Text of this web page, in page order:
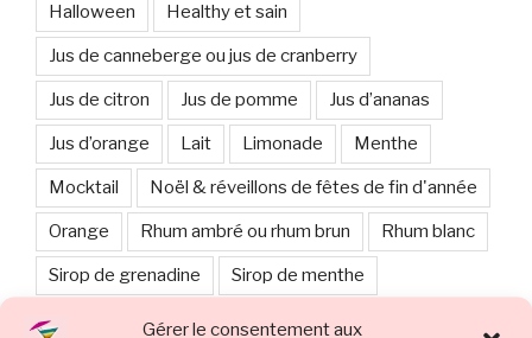
Gérer le consentement aux
Halloween Healthy et sain
Jus de canneberge ou jus de cranberry
Jus de citron Jus de pomme Jus d’ananas
Jus d’orange Lait Limonade Menthe
Mocktail Noël & réveillons de fêtes de fin d'année
Orange Rhum ambré ou rhum brun Rhum blanc
Sirop de grenadine Sirop de menthe
Sirop d’orgeat Smoothie Sucre